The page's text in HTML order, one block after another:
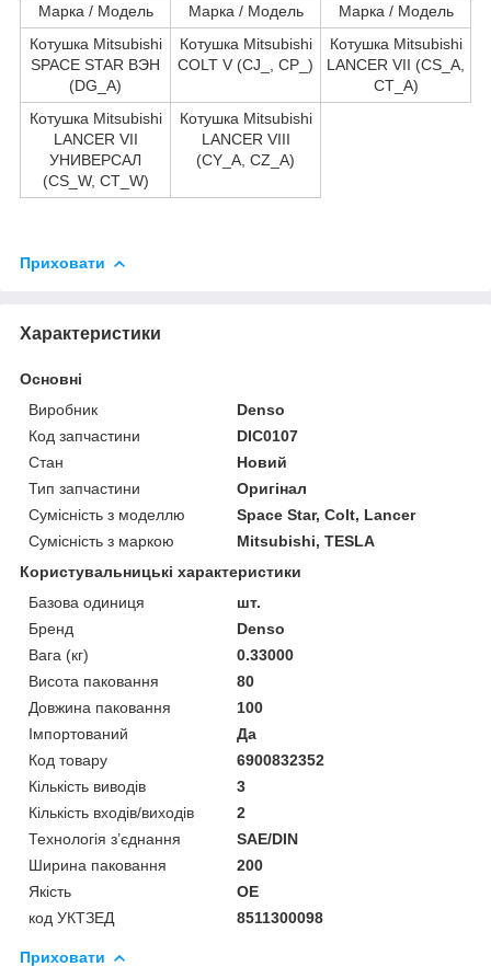
Марка / Модель Марка / Модель
Марка / Модель
Котушка Mitsubishi
SPACE STAR ВЭН
(DG_A)
Котушка Mitsubishi
COLT V (CJ_, CP_)
Котушка Mitsubishi
LANCER VII (CS_A,
CT_A)
Котушка Mitsubishi
LANCER VII
УНИВЕРСАЛ
(CS_W, CT_W)
Котушка Mitsubishi
LANCER VIII
(CY_A, CZ_A)
Приховати
Характеристики
Основні
Виробник
Denso
Код запчастини
DIC0107
Стан
Новий
Тип запчастини
Оригінал
Сумісність з моделлю
Space Star, Colt, Lancer
Сумісність з маркою
Mitsubishi, TESLA
Користувальницькі характеристики
Базова одиниця
шт.
Бренд
Denso
Вага (кг)
0.33000
Висота паковання
80
Довжина паковання
100
Імпортований
Да
Код товару
6900832352
Кількість виводів
3
Кількість входів/виходів
2
Технологія з’єднання
SAE/DIN
Ширина паковання
200
Якість
OE
код УКТЗЕД
8511300098
Приховати